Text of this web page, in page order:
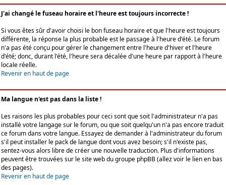
J'ai changé le fuseau horaire et l'heure est toujours incorrecte !
Si vous êtes sûr d'avoir choisi le bon fuseau horaire et que l'heure est toujours
différente, la réponse la plus probable est le passage à l'heure d'été. Le forum
n'a pas été conçu pour gérer le changement entre l'heure d'hiver et l'heure
d'été; donc, durant l'été, l'heure sera décalée d'une heure par rapport à l'heure
locale réelle.
Revenir en haut de page
Ma langue n'est pas dans la liste !
Les raisons les plus probables pour ceci sont que soit l'administrateur n'a pas
installé votre langage sur le forum, ou que soit quelqu'un n'a pas encore traduit
ce forum dans votre langue. Essayez de demander à l'administrateur du forum
s'il peut installer le pack de langue dont vous avez besoin; s'il n'existe pas,
sentez-vous alors libre de créer une nouvelle traduction. Plus d'informations
peuvent être trouvées sur le site web du groupe phpBB (allez voir le lien en bas
des pages).
Revenir en haut de page